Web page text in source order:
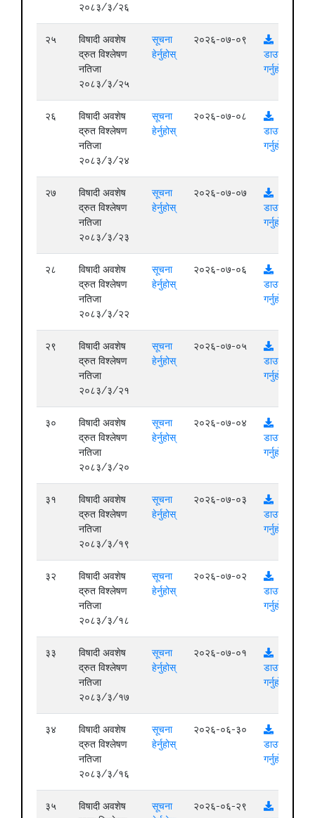
२०८३/३/२६
२५
विषादी अवशेष
द्रुत विश्लेषण
नतिजा
२०८३/३/२५
सूचना
हेर्नुहोस्
२०२६-०७-०९
डाउनलोड
गर्नुहोस्
२६
विषादी अवशेष
द्रुत विश्लेषण
नतिजा
२०८३/३/२४
सूचना
हेर्नुहोस्
२०२६-०७-०८
डाउनलोड
गर्नुहोस्
२७
विषादी अवशेष
द्रुत विश्लेषण
नतिजा
२०८३/३/२३
सूचना
हेर्नुहोस्
२०२६-०७-०७
डाउनलोड
गर्नुहोस्
२८
विषादी अवशेष
द्रुत विश्लेषण
नतिजा
२०८३/३/२२
सूचना
हेर्नुहोस्
२०२६-०७-०६
डाउनलोड
गर्नुहोस्
२९
विषादी अवशेष
द्रुत विश्लेषण
नतिजा
२०८३/३/२१
सूचना
हेर्नुहोस्
२०२६-०७-०५
डाउनलोड
गर्नुहोस्
३०
विषादी अवशेष
द्रुत विश्लेषण
नतिजा
२०८३/३/२०
सूचना
हेर्नुहोस्
२०२६-०७-०४
डाउनलोड
गर्नुहोस्
३१
विषादी अवशेष
द्रुत विश्लेषण
नतिजा
२०८३/३/१९
सूचना
हेर्नुहोस्
२०२६-०७-०३
डाउनलोड
गर्नुहोस्
३२
विषादी अवशेष
द्रुत विश्लेषण
नतिजा
२०८३/३/१८
सूचना
हेर्नुहोस्
२०२६-०७-०२
डाउनलोड
गर्नुहोस्
३३
विषादी अवशेष
द्रुत विश्लेषण
नतिजा
२०८३/३/१७
सूचना
हेर्नुहोस्
२०२६-०७-०१
डाउनलोड
गर्नुहोस्
३४
विषादी अवशेष
द्रुत विश्लेषण
नतिजा
२०८३/३/१६
सूचना
हेर्नुहोस्
२०२६-०६-३०
डाउनलोड
गर्नुहोस्
३५
विषादी अवशेष
सूचना
२०२६-०६-२९